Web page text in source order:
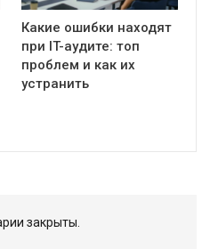
Какие ошибки находят
при IT-аудите: топ
проблем и как их
устранить
закрыты.